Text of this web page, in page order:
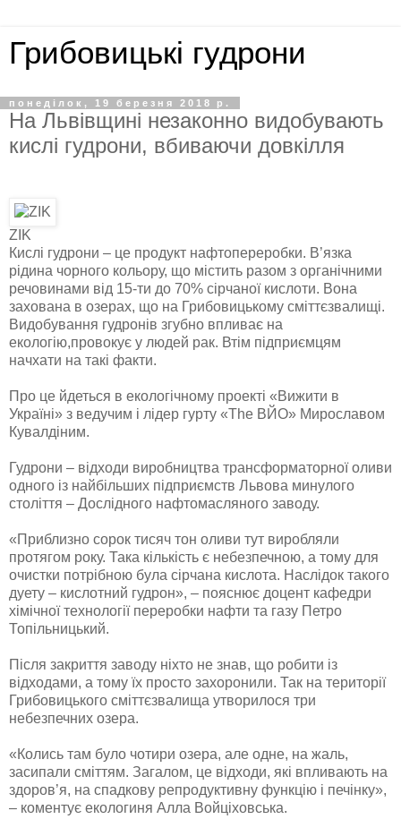
Грибовицькі гудрони
понеділок, 19 березня 2018 р.
На Львівщині незаконно видобувають
кислі гудрони, вбиваючи довкілля
ZIK
Кислі гудрони – це продукт нафтопереробки. В’язка
рідина чорного кольору, що містить разом з органічними
речовинами від 15-ти до 70% сірчаної кислоти. Вона
захована в озерах, що на Грибовицькому сміттєзвалищі.
Видобування гудронів згубно впливає на
екологію,провокує у людей рак. Втім підприємцям
начхати на такі факти.
Про це йдеться в екологічному проекті «Вижити в
Україні» з ведучим і лідер гурту «The ВЙО» Мирославом
Кувалдіним.
Гудрони – відходи виробництва трансформаторної оливи
одного із найбільших підприємств Львова минулого
століття – Дослідного нафтомасляного заводу.
«Приблизно сорок тисяч тон оливи тут виробляли
протягом року. Така кількість є небезпечною, а тому для
очистки потрібною була сірчана кислота. Наслідок такого
дуету – кислотний гудрон», – пояснює доцент кафедри
хімічної технології переробки нафти та газу Петро
Топільницький.
Після закриття заводу ніхто не знав, що робити із
відходами, а тому їх просто захоронили. Так на території
Грибовицького сміттєзвалища утворилося три
небезпечних озера.
«Колись там було чотири озера, але одне, на жаль,
засипали сміттям. Загалом, це відходи, які впливають на
здоров’я, на спадкову репродуктивну функцію і печінку»,
– коментує екологиня Алла Войціховська.